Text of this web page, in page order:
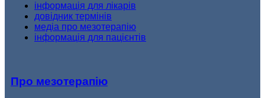
інформація для лікарів
довідник термінів
медіа про мезотерапію
інформація для пацієнтів
Про мезотерапію